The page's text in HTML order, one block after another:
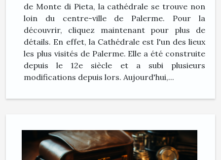
de Monte di Pieta, la cathédrale se trouve non
loin du centre-ville de Palerme. Pour la
découvrir, cliquez maintenant pour plus de
détails. En effet, la Cathédrale est l'un des lieux
les plus visités de Palerme. Elle a été construite
depuis le 12e siècle et a subi plusieurs
modifications depuis lors. Aujourd'hui,...